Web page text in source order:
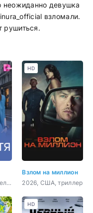
неожиданно девушка
взломали.
рушиться.
2026, Россия, мелодрама
Взлом на миллион
2026, США, триллер
HD
HD